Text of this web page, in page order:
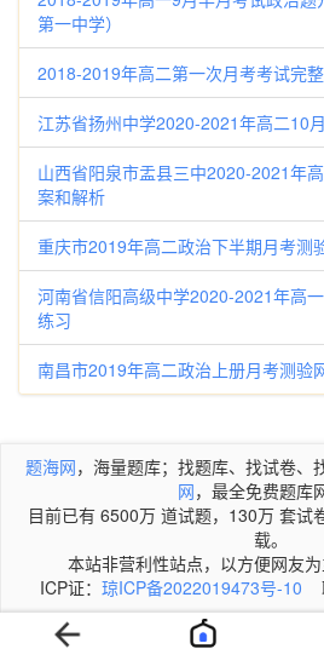
第一中学）
2018-2019年高二第一次月考考试完整
江苏省扬州中学2020-2021年高二10
山西省阳泉市盂县三中2020-2021年
案和解析
重庆市2019年高二政治下半期月考测
河南省信阳高级中学2020-2021年高
练习
南昌市2019年高二政治上册月考测验
题海网，海量题库；找题库、找试卷、
网，最全免费题库
目前已有 6500万 道试题，130万 套试
载。
本站非营利性站点，以方便网友为
ICP证： 琼ICP备2022019473号-10